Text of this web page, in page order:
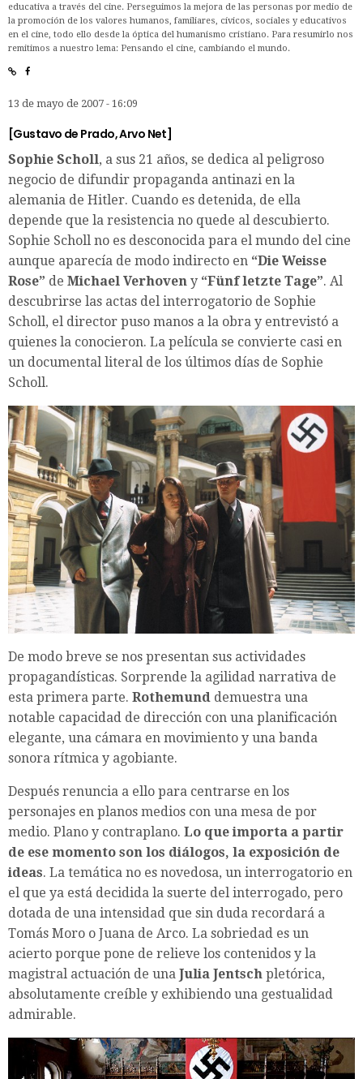
educativa a través del cine. Perseguimos la mejora de las personas por medio de
la promoción de los valores humanos, familiares, cívicos, sociales y educativos
en el cine, todo ello desde la óptica del humanismo cristiano. Para resumirlo nos
remitimos a nuestro lema: Pensando el cine, cambiando el mundo.
13 de mayo de 2007 - 16:09
[Gustavo de Prado,Arvo Net]
Sophie Scholl, a sus 21 años, se dedica al peligroso
negocio de difundir propaganda antinazi en la
alemania de Hitler. Cuando es detenida, de ella
depende que la resistencia no quede al descubierto.
Sophie Scholl no es desconocida para el mundo del cine
aunque aparecía de modo indirecto en “Die Weisse
Rose” de Michael Verhoven y “Fünf letzte Tage”. Al
descubrirse las actas del interrogatorio de Sophie
Scholl, el director puso manos a la obra y entrevistó a
quienes la conocieron. La película se convierte casi en
un documental literal de los últimos días de Sophie
Scholl.
De modo breve se nos presentan sus actividades
propagandísticas. Sorprende la agilidad narrativa de
esta primera parte. Rothemund demuestra una
notable capacidad de dirección con una planificación
elegante, una cámara en movimiento y una banda
sonora rítmica y agobiante.
Después renuncia a ello para centrarse en los
personajes en planos medios con una mesa de por
medio. Plano y contraplano. Lo que importa a partir
de ese momento son los diálogos, la exposición de
ideas. La temática no es novedosa, un interrogatorio en
el que ya está decidida la suerte del interrogado, pero
dotada de una intensidad que sin duda recordará a
Tomás Moro o Juana de Arco. La sobriedad es un
acierto porque pone de relieve los contenidos y la
magistral actuación de una Julia Jentsch pletórica,
absolutamente creíble y exhibiendo una gestualidad
admirable.